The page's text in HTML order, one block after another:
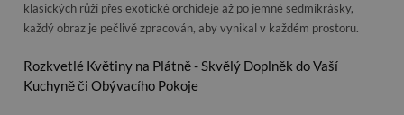
klasických růží přes exotické orchideje až po jemné sedmikrásky,
každý obraz je pečlivě zpracován, aby vynikal v každém prostoru.
Rozkvetlé Květiny na Plátně - Skvělý Doplněk do Vaší
Kuchyně či Obývacího Pokoje